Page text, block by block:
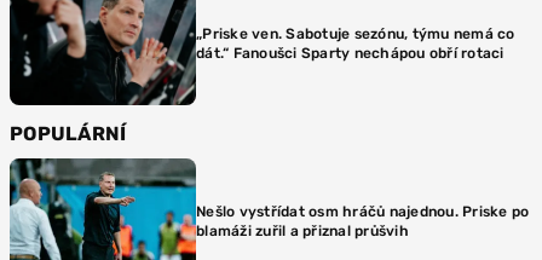
„Priske ven. Sabotuje sezónu, týmu nemá co
dát.“ Fanoušci Sparty nechápou obří rotaci
POPULÁRNÍ
Nešlo vystřídat osm hráčů najednou. Priske po
blamáži zuřil a přiznal průšvih